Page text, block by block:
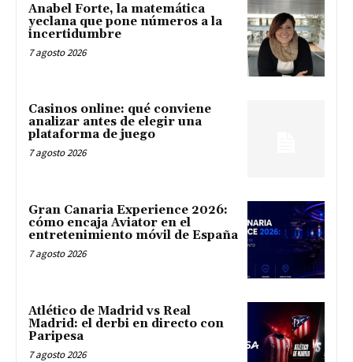
Anabel Forte, la matemática
yeclana que pone números a la
incertidumbre
7 agosto 2026
Casinos online: qué conviene
analizar antes de elegir una
plataforma de juego
7 agosto 2026
Gran Canaria Experience 2026:
cómo encaja Aviator en el
entretenimiento móvil de España
7 agosto 2026
Atlético de Madrid vs Real
Madrid: el derbi en directo con
Paripesa
7 agosto 2026